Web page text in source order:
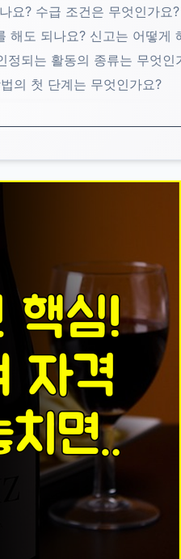
요? 수급 조건은 무엇인가요?
해도 되나요? 신고는 어떻게
정되는 활동의 종류는 무엇인
의 첫 단계는 무엇인가요?